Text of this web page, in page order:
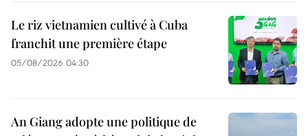
Le riz vietnamien cultivé à Cuba
franchit une première étape
05/08/2026 04:30
An Giang adopte une politique de